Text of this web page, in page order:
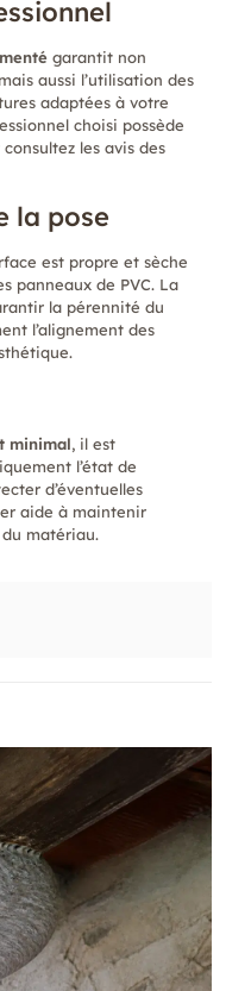
garantit non
aussi l’utilisation des
adaptées à votre
choisi possède
les avis des
la pose
est propre et sèche
panneaux de PVC. La
la pérennité du
l’alignement des
minimal, il est
l’état de
d’éventuelles
aide à maintenir
matériau.